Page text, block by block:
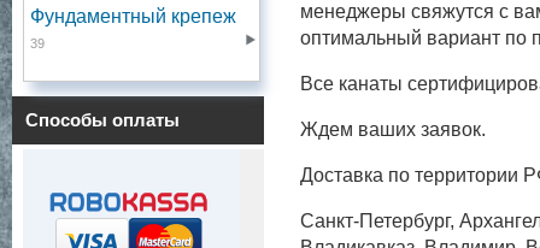
Фундаментный крепеж
39
Способы оплаты
менеджеры свяжутся с
оптимальный вариант по
Все канаты
Ждем ваших заявок.
Доставка по территории
Санкт-Петербург,